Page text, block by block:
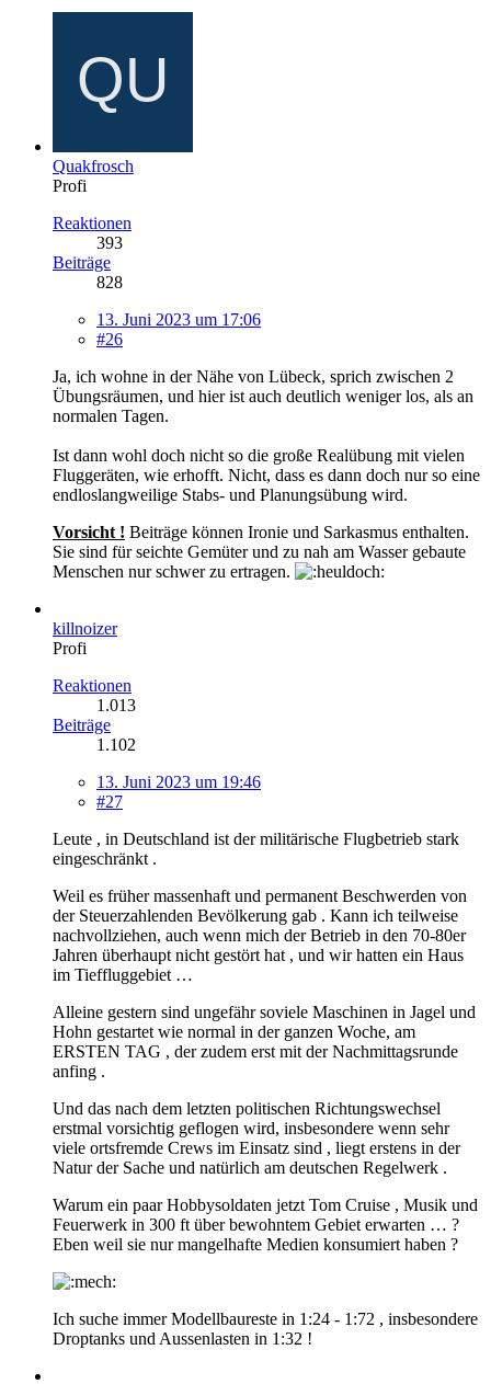
Quakfrosch
Profi
Reaktionen
393
Beiträge
828
13. Juni 2023 um 17:06
#26
Ja, ich wohne in der Nähe von Lübeck, sprich zwischen 2
Übungsräumen, und hier ist auch deutlich weniger los, als an
normalen Tagen.
Ist dann wohl doch nicht so die große Realübung mit vielen
Fluggeräten, wie erhofft. Nicht, dass es dann doch nur so eine
endloslangweilige Stabs- und Planungsübung wird.
Vorsicht ! Beiträge können Ironie und Sarkasmus enthalten.
Sie sind für seichte Gemüter und zu nah am Wasser gebaute
Menschen nur schwer zu ertragen.
killnoizer
Profi
Reaktionen
1.013
Beiträge
1.102
13. Juni 2023 um 19:46
#27
Leute , in Deutschland ist der militärische Flugbetrieb stark
eingeschränkt .
Weil es früher massenhaft und permanent Beschwerden von
der Steuerzahlenden Bevölkerung gab . Kann ich teilweise
nachvollziehen, auch wenn mich der Betrieb in den 70-80er
Jahren überhaupt nicht gestört hat , und wir hatten ein Haus
im Tieffluggebiet …
Alleine gestern sind ungefähr soviele Maschinen in Jagel und
Hohn gestartet wie normal in der ganzen Woche, am
ERSTEN TAG , der zudem erst mit der Nachmittagsrunde
anfing .
Und das nach dem letzten politischen Richtungswechsel
erstmal vorsichtig geflogen wird, insbesondere wenn sehr
viele ortsfremde Crews im Einsatz sind , liegt erstens in der
Natur der Sache und natürlich am deutschen Regelwerk .
Warum ein paar Hobbysoldaten jetzt Tom Cruise , Musik und
Feuerwerk in 300 ft über bewohntem Gebiet erwarten … ?
Eben weil sie nur mangelhafte Medien konsumiert haben ?
Ich suche immer Modellbaureste in 1:24 - 1:72 , insbesondere
Droptanks und Aussenlasten in 1:32 !